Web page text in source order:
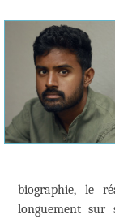
biographie, le
longuement sur